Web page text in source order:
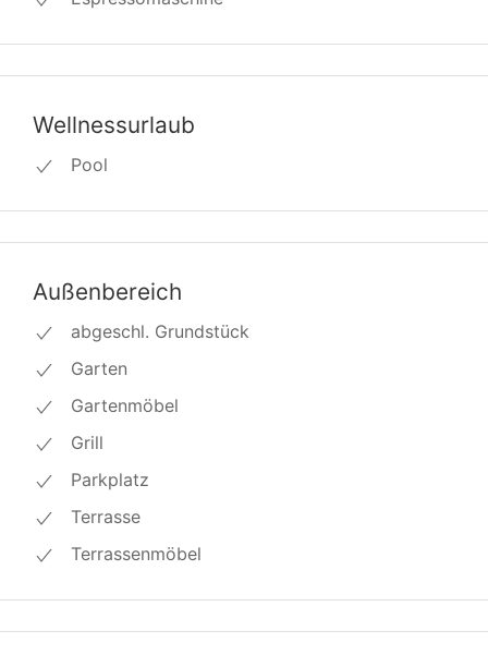
Wellnessurlaub
Pool
Außenbereich
abgeschl. Grundstück
Garten
Gartenmöbel
Grill
Parkplatz
Terrasse
Terrassenmöbel